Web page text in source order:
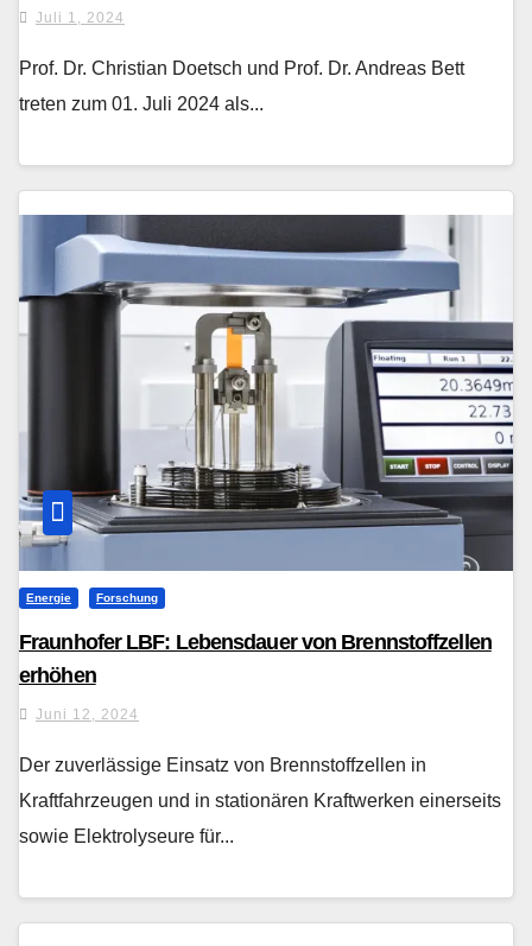
Juli 1, 2024
Prof. Dr. Christian Doetsch und Prof. Dr. Andreas Bett
treten zum 01. Juli 2024 als...
Energie Forschung
Fraunhofer LBF: Lebensdauer von Brennstoffzellen
erhöhen
Juni 12, 2024
Der zuverlässige Einsatz von Brennstoffzellen in
Kraftfahrzeugen und in stationären Kraftwerken einerseits
sowie Elektrolyseure für...